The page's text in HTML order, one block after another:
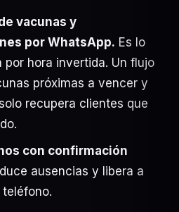
vacunas y
por WhatsApp. Es lo
por hora invertida. Un flujo
próximas a vencer y
recupera clientes que
con confirmación
ausencias y libera a